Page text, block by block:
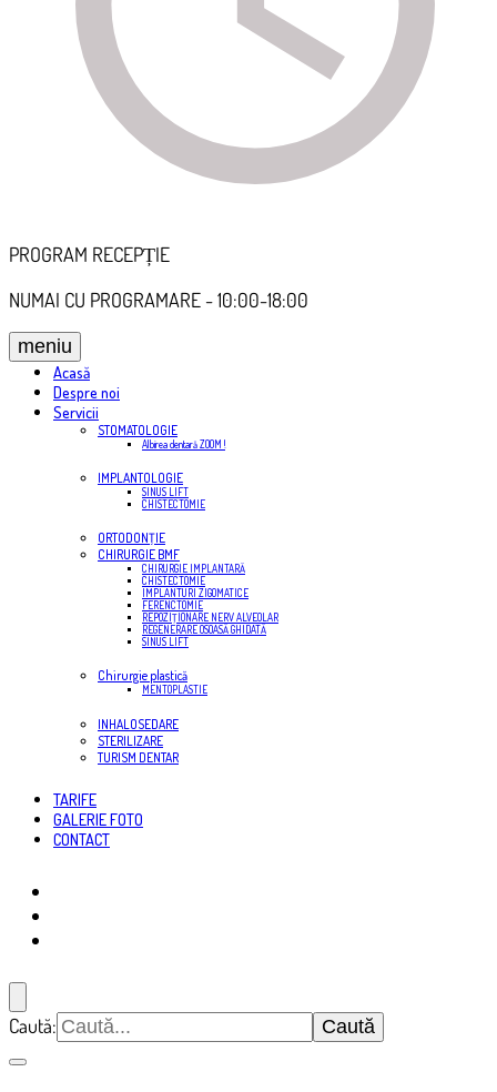
PROGRAM RECEPȚIE
NUMAI CU PROGRAMARE - 10:00-18:00
Acasă
Despre noi
Servicii
STOMATOLOGIE
Albirea dentară ZOOM !
IMPLANTOLOGIE
SINUS LIFT
CHISTECTOMIE
ORTODONŢIE
CHIRURGIE BMF
CHIRURGIE IMPLANTARĂ
CHISTECTOMIE
IMPLANTURI ZIGOMATICE
FERENCTOMIE
REPOZIŢIONARE NERV ALVEOLAR
REGENERARE OSOASĂ GHIDATĂ
SINUS LIFT
Chirurgie plastică
MENTOPLASTIE
INHALOSEDARE
STERILIZARE
TURISM DENTAR
TARIFE
GALERIE FOTO
CONTACT
Caută: